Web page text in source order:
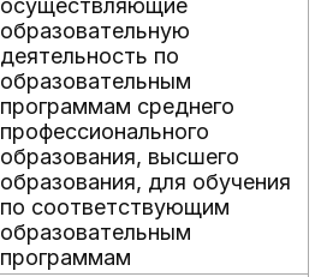
осуществляющие
образовательную
деятельность по
образовательным
программам среднего
профессионального
образования, высшего
образования, для обучения
по соответствующим
образовательным
программам